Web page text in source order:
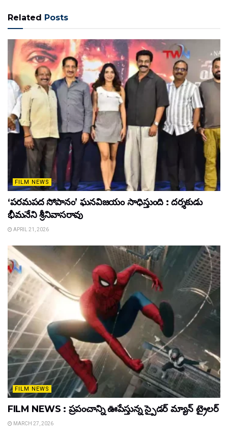
Related Posts
FILM NEWS
‘పరమపద సోపానం’ ఘనవిజయం సాధిస్తుంది : దర్శకుడు
భీమనేని శ్రీనివాసరావు
APRIL 21, 2026
FILM NEWS
FILM NEWS : ప్రపంచాన్ని ఊపేస్తున్న స్పైడర్ మ్యాన్ ట్రైలర్
MARCH 27, 2026